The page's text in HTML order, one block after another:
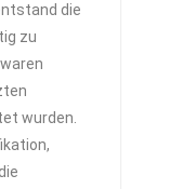
die
zu
wurden.